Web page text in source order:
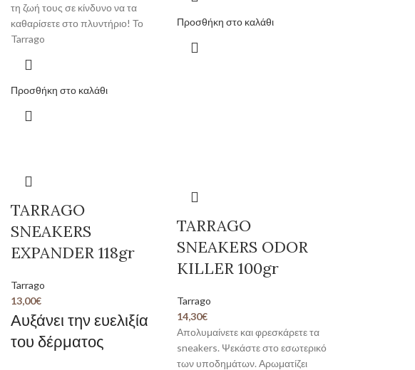
τη ζωή τους σε κίνδυνο να τα
καθαρίσετε στο πλυντήριο! Το
Tarrago
Προσθήκη στο καλάθι
Προσθήκη στο καλάθι
TARRAGO
SNEAKERS
EXPANDER 118gr
Tarrago
13,00€
Αυξάνει την ευελιξία
του δέρματος
TARRAGO
SNEAKERS ODOR
KILLER 100gr
Tarrago
14,30€
Απολυμαίνετε και φρεσκάρετε τα
sneakers. Ψεκάστε στο εσωτερικό
των υποδημάτων. Αρωματίζει